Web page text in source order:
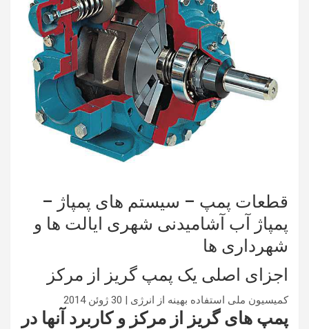
قطعات پمپ – سیستم های پمپاژ –
پمپاژ آب آشامیدنی شهری ایالت ها و
شهرداری ها
اجزای اصلی یک پمپ گریز از مرکز
کمیسیون ملی استفاده بهینه از انرژی | 30 ژوئن 2014
پمپ های گریز از مرکز و کاربرد آنها در